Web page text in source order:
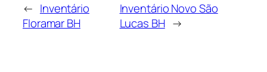
← Inventário
Floramar BH
Inventário Novo São
Lucas BH →